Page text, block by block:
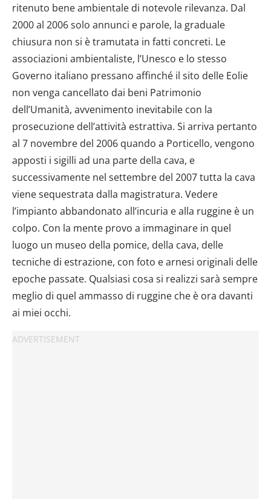
ritenuto bene ambientale di notevole rilevanza. Dal
2000 al 2006 solo annunci e parole, la graduale
chiusura non si è tramutata in fatti concreti. Le
associazioni ambientaliste, l’Unesco e lo stesso
Governo italiano pressano affinché il sito delle Eolie
non venga cancellato dai beni Patrimonio
dell’Umanità, avvenimento inevitabile con la
prosecuzione dell’attività estrattiva. Si arriva pertanto
al 7 novembre del 2006 quando a Porticello, vengono
apposti i sigilli ad una parte della cava, e
successivamente nel settembre del 2007 tutta la cava
viene sequestrata dalla magistratura. Vedere
l’impianto abbandonato all’incuria e alla ruggine è un
colpo. Con la mente provo a immaginare in quel
luogo un museo della pomice, della cava, delle
tecniche di estrazione, con foto e arnesi originali delle
epoche passate. Qualsiasi cosa si realizzi sarà sempre
meglio di quel ammasso di ruggine che è ora davanti
ai miei occhi.